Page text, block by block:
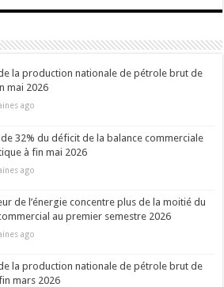
la production nationale de pétrole brut de
mai 2026
ago
de 32% du déficit de la balance commerciale
à fin mai 2026
ago
de l’énergie concentre plus de la moitié du
au premier semestre 2026
ago
la production nationale de pétrole brut de
mars 2026